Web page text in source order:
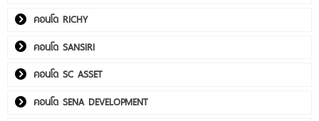
คอนโด RICHY
คอนโด SANSIRI
คอนโด SC ASSET
คอนโด SENA DEVELOPMENT